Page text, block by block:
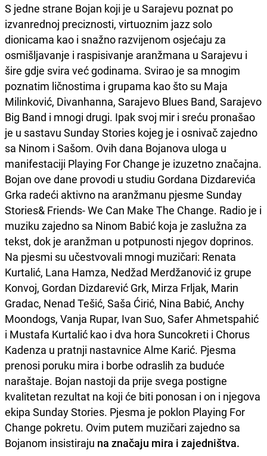
S jedne strane Bojan koji je u Sarajevu poznat po
izvanrednoj preciznosti, virtuoznim jazz solo
dionicama kao i snažno razvijenom osjećaju za
osmišljavanje i raspisivanje aranžmana u Sarajevu i
šire gdje svira već godinama. Svirao je sa mnogim
poznatim ličnostima i grupama kao što su Maja
Milinković, Divanhanna, Sarajevo Blues Band, Sarajevo
Big Band i mnogi drugi. Ipak svoj mir i sreću pronašao
je u sastavu Sunday Stories kojeg je i osnivač zajedno
sa Ninom i Sašom. Ovih dana Bojanova uloga u
manifestaciji Playing For Change je izuzetno značajna.
Bojan ove dane provodi u studiu Gordana Dizdarevića
Grka radeći aktivno na aranžmanu pjesme Sunday
Stories& Friends- We Can Make The Change. Radio je i
muziku zajedno sa Ninom Babić koja je zaslužna za
tekst, dok je aranžman u potpunosti njegov doprinos.
Na pjesmi su učestvovali mnogi muzičari: Renata
Kurtalić, Lana Hamza, Nedžad Merdžanović iz grupe
Konvoj, Gordan Dizdarević Grk, Mirza Frljak, Marin
Gradac, Nenad Tešić, Saša Ćirić, Nina Babić, Anchy
Moondogs, Vanja Rupar, Ivan Suo, Safer Ahmetspahić
i Mustafa Kurtalić kao i dva hora Suncokreti i Chorus
Kadenza u pratnji nastavnice Alme Karić. Pjesma
prenosi poruku mira i borbe odraslih za buduće
naraštaje. Bojan nastoji da prije svega postigne
kvalitetan rezultat na koji će biti ponosan i on i njegova
ekipa Sunday Stories. Pjesma je poklon Playing For
Change pokretu. Ovim putem muzičari zajedno sa
Bojanom insistiraju na značaju mira i zajedništva.